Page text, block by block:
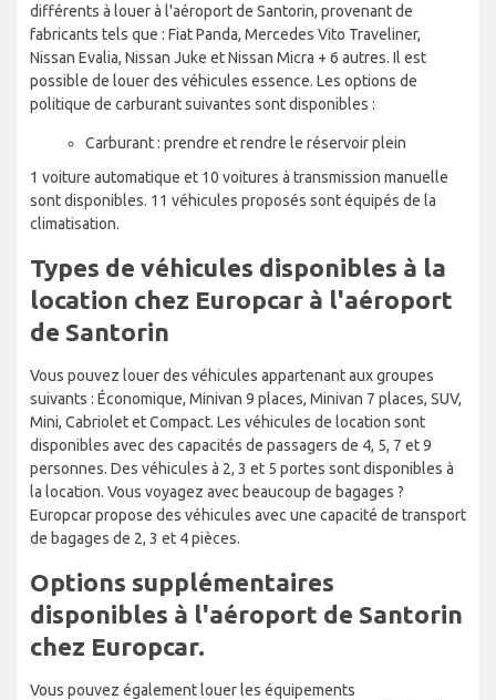
différents à louer à l'aéroport de Santorin, provenant de
fabricants tels que : Fiat Panda, Mercedes Vito Traveliner,
Nissan Evalia, Nissan Juke et Nissan Micra + 6 autres. Il est
possible de louer des véhicules essence. Les options de
politique de carburant suivantes sont disponibles :
Carburant : prendre et rendre le réservoir plein
1 voiture automatique et 10 voitures à transmission manuelle
sont disponibles. 11 véhicules proposés sont équipés de la
climatisation.
Types de véhicules disponibles à la
location chez Europcar à l'aéroport
de Santorin
Vous pouvez louer des véhicules appartenant aux groupes
suivants : Économique, Minivan 9 places, Minivan 7 places, SUV,
Mini, Cabriolet et Compact. Les véhicules de location sont
disponibles avec des capacités de passagers de 4, 5, 7 et 9
personnes. Des véhicules à 2, 3 et 5 portes sont disponibles à
la location. Vous voyagez avec beaucoup de bagages ?
Europcar propose des véhicules avec une capacité de transport
de bagages de 2, 3 et 4 pièces.
Options supplémentaires
disponibles à l'aéroport de Santorin
chez Europcar.
Vous pouvez également louer les équipements